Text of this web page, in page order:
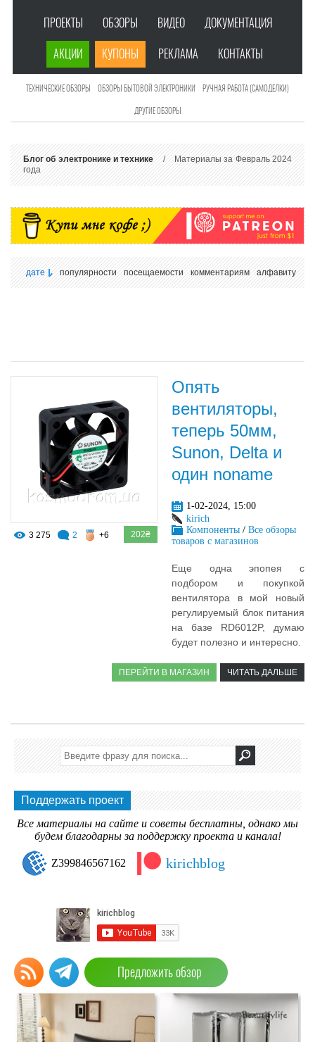
ПРОЕКТЫ ОБЗОРЫ ВИДЕО ДОКУМЕНТАЦИЯ
АКЦИИ КУПОНЫ РЕКЛАМА КОНТАКТЫ
ТЕХНИЧЕСКИЕ ОБЗОРЫ ОБЗОРЫ БЫТОВОЙ ЭЛЕКТРОНИКИ РУЧНАЯ РАБОТА (САМОДЕЛКИ)
ДРУГИЕ ОБЗОРЫ
Блог об электронике и технике/ Материалы за Февраль 2024
года
дате популярности посещаемости комментариям алфавиту
3 275 2 +6 202₴
Опять
вентиляторы,
теперь 50мм,
Sunon, Delta и
один noname
1-02-2024, 15:00
kirich
Компоненты / Все обзоры
товаров с магазинов
Еще одна эпопея с
подбором и покупкой
вентилятора в мой новый
регулируемый блок питания
на базе RD6012P, думаю
будет полезно и интересно.
ПЕРЕЙТИ В МАГАЗИН ЧИТАТЬ ДАЛЬШЕ
Поддержать проект
Все материалы на сайте и советы бесплатны, однако мы
будем благодарны за поддержку проекта и канала!
Z399846567162 kirichblog
Предложить обзор